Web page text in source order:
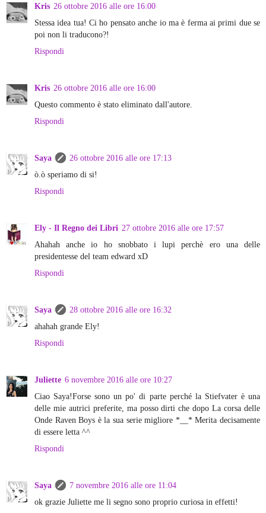
Kris 26 ottobre 2016 alle ore 16:00
Stessa idea tua! Ci ho pensato anche io ma è ferma ai primi due se
poi non li traducono?!
Rispondi
Kris 26 ottobre 2016 alle ore 16:00
Questo commento è stato eliminato dall'autore.
Rispondi
Saya
26 ottobre 2016 alle ore 17:13
ò.ò speriamo di si!
Rispondi
Ely - Il Regno dei Libri 27 ottobre 2016 alle ore 17:57
Ahahah anche io ho snobbato i lupi perchè ero una delle
presidentesse del team edward xD
Rispondi
Saya
28 ottobre 2016 alle ore 16:32
ahahah grande Ely!
Rispondi
Juliette 6 novembre 2016 alle ore 10:27
Ciao Saya!Forse sono un po' di parte perché la Stiefvater è una
delle mie autrici preferite, ma posso dirti che dopo La corsa delle
Onde Raven Boys è la sua serie migliore *__* Merita decisamente
di essere letta ^^
Rispondi
Saya
7 novembre 2016 alle ore 11:04
ok grazie Juliette me li segno sono proprio curiosa in effetti!